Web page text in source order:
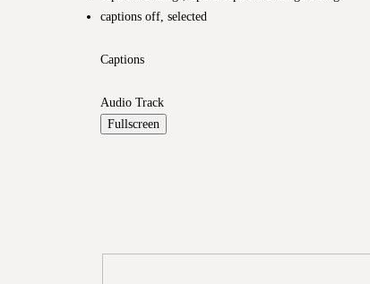
captions off , selected
Captions
Audio Track
Fullscreen